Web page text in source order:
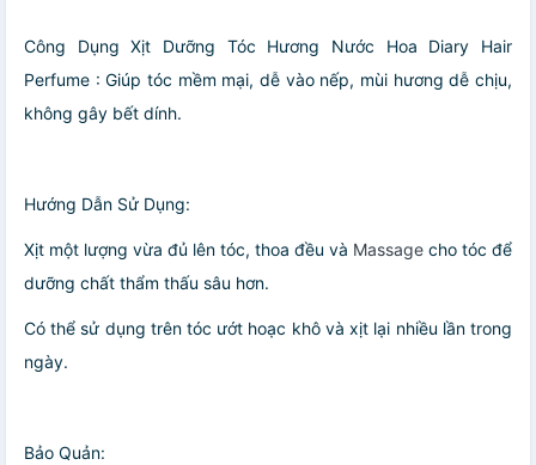
Công Dụng Xịt Dưỡng Tóc Hương Nước Hoa Diary Hair
Perfume : Giúp tóc mềm mại, dễ vào nếp, mùi hương dễ chịu,
không gây bết dính.
Hướng Dẫn Sử Dụng:
Xịt một lượng vừa đủ lên tóc, thoa đều và Massage cho tóc để
dưỡng chất thẩm thấu sâu hơn.
Có thể sử dụng trên tóc ướt hoạc khô và xịt lại nhiều lần trong
ngày.
Bảo Quản: